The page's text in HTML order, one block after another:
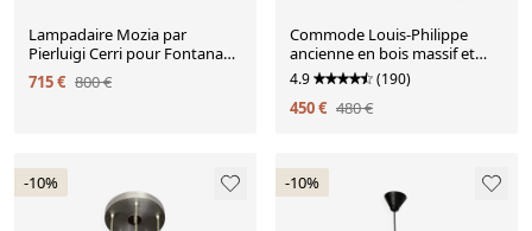
Lampadaire Mozia par
Pierluigi Cerri pour Fontana
Arte
715 € 800 €
Commode Louis-Philippe
ancienne en bois massif et
marbre blanc
4.9 (190)
450 € 480 €
-10% -10%